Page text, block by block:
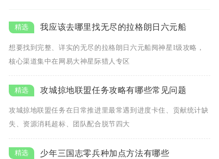
我应该去哪里找无尽的拉格朗日六元船
想要找到完整、详实的无尽的拉格朗日六元船阋神星I级攻略，
核心渠道集中在网易大神星际猎人专区
攻城掠地联盟任务攻略有哪些常见问题
攻城掠地联盟任务在日常推进里最常遇到进度卡住、贡献统计缺
失、资源消耗超标、团队配合脱节四大
少年三国志零兵种加点方法有哪些